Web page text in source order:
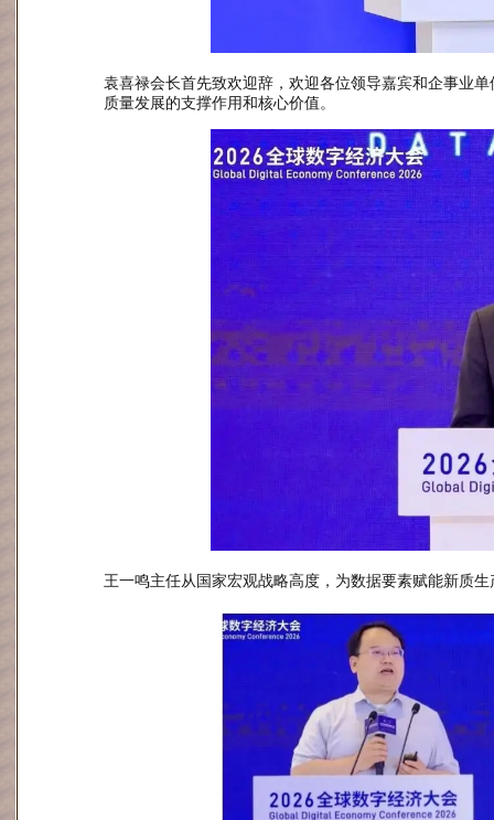
袁喜禄会长首先致欢迎辞，欢迎各位领导嘉宾和企事业
质量发展的支撑作用和核心价值。
王一鸣主任从国家宏观战略高度，为数据要素赋能新质